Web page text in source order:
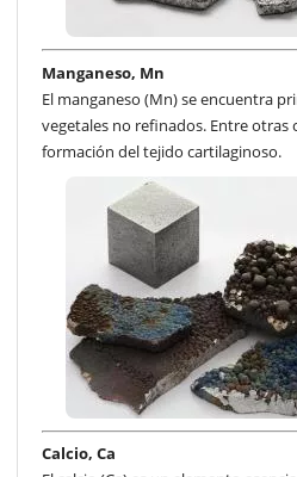
Manganeso, Mn
El manganeso (Mn) se encuentra
vegetales no refinados. Entre otras
formación del tejido cartilaginoso.
Calcio, Ca